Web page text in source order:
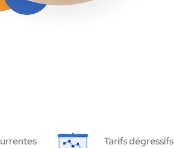
Tarifs dégressifs